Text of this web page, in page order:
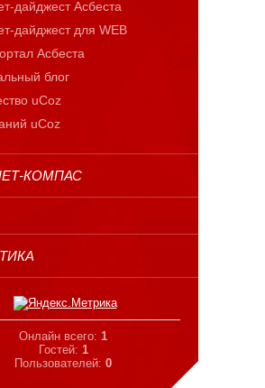
дайджест Асбеста
дайджест для WEB
Асбеста
блог
uCoz
uCoz
КОМПАС
Онлайн всего: 1
Гостей: 1
Пользователей: 0